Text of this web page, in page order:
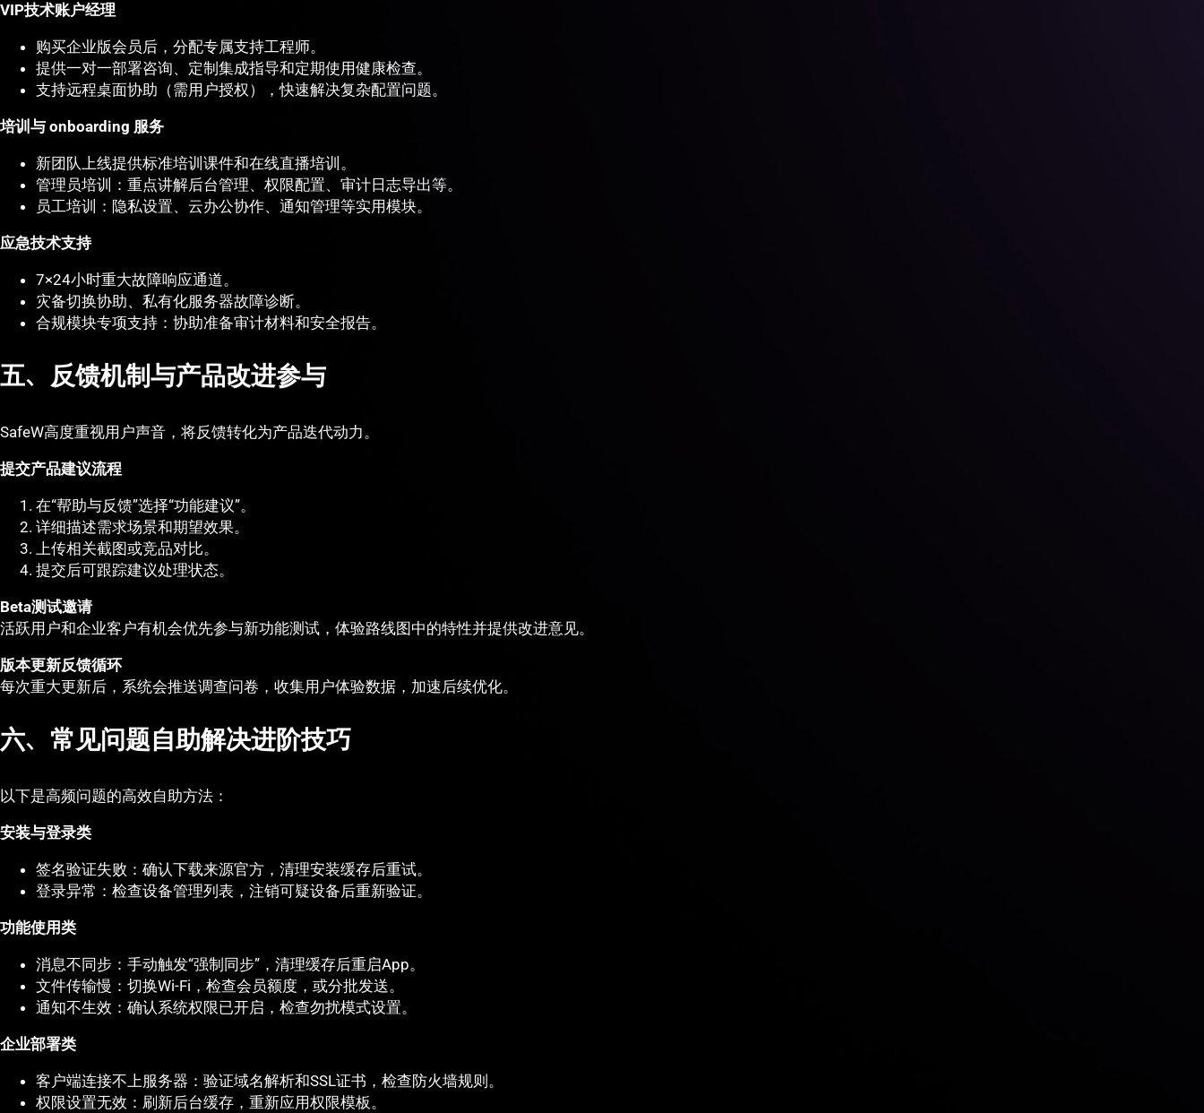
VIP技术账户经理
购买企业版会员后，分配专属支持工程师。
提供一对一部署咨询、定制集成指导和定期使用健康检查。
支持远程桌面协助（需用户授权），快速解决复杂配置问题。
培训与 onboarding 服务
新团队上线提供标准培训课件和在线直播培训。
管理员培训：重点讲解后台管理、权限配置、审计日志导出等。
员工培训：隐私设置、云办公协作、通知管理等实用模块。
应急技术支持
7×24小时重大故障响应通道。
灾备切换协助、私有化服务器故障诊断。
合规模块专项支持：协助准备审计材料和安全报告。
五、反馈机制与产品改进参与
SafeW高度重视用户声音，将反馈转化为产品迭代动力。
提交产品建议流程
在“帮助与反馈”选择“功能建议”。
详细描述需求场景和期望效果。
上传相关截图或竞品对比。
提交后可跟踪建议处理状态。
Beta测试邀请
活跃用户和企业客户有机会优先参与新功能测试，体验路线图中的特性并提供改进意见。
版本更新反馈循环
每次重大更新后，系统会推送调查问卷，收集用户体验数据，加速后续优化。
六、常见问题自助解决进阶技巧
以下是高频问题的高效自助方法：
安装与登录类
签名验证失败：确认下载来源官方，清理安装缓存后重试。
登录异常：检查设备管理列表，注销可疑设备后重新验证。
功能使用类
消息不同步：手动触发“强制同步”，清理缓存后重启App。
文件传输慢：切换Wi-Fi，检查会员额度，或分批发送。
通知不生效：确认系统权限已开启，检查勿扰模式设置。
企业部署类
客户端连接不上服务器：验证域名解析和SSL证书，检查防火墙规则。
权限设置无效：刷新后台缓存，重新应用权限模板。